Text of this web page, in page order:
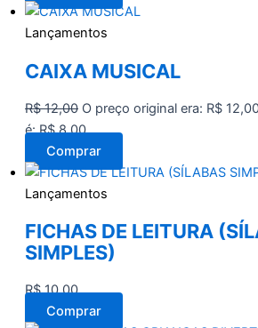
Lançamentos
CAIXA MUSICAL
R$12,00 O preço original era: R$
é: R$ 8,00.
Comprar
Lançamentos
FICHAS DE LEITURA
SIMPLES)
R$10,00
Comprar